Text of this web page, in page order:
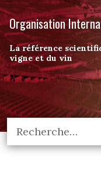
Organisation
La référence
vigne et du vin